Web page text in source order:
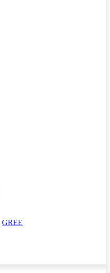
GREE